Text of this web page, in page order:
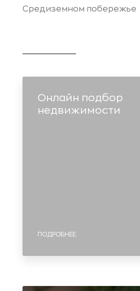
Средиземном побережье
Онлайн подбор
недвижимости
ПОДРОБНЕЕ